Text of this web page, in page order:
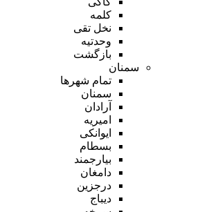
کلمه
نخل تقی
وحدتیه
بازگشت
سمنان
تمام شهر‌ها
سمنان
آرادان
امیریه
ایوانکی
بسطام
بیارجمند
دامغان
درجزین
دیباج